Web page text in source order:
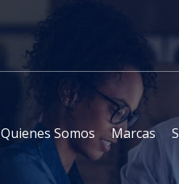
Quienes Somos Marcas